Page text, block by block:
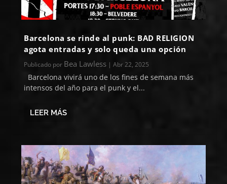
Barcelona se rinde al punk: BAD RELIGION
agota entradas y solo queda una opción
Publicado por Bea Lawless |Abr 22, 2025
Barcelona vivirá uno de los fines de semana más
intensos del año para el punk y el...
LEER MÁS